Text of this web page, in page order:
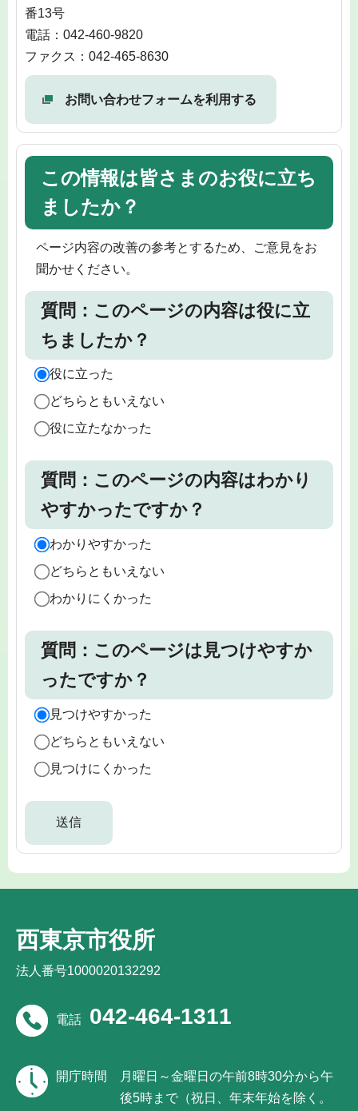
番13号
電話：042-460-9820
ファクス：042-465-8630
お問い合わせフォームを利用する
この情報は皆さまのお役に立ち
ましたか？
ページ内容の改善の参考とするため、ご意見をお
聞かせください。
質問：このページの内容は役に立
ちましたか？
役に立った
どちらともいえない
役に立たなかった
質問：このページの内容はわかり
やすかったですか？
わかりやすかった
どちらともいえない
わかりにくかった
質問：このページは見つけやすか
ったですか？
見つけやすかった
どちらともいえない
見つけにくかった
西東京市役所
法人番号1000020132292
電話 042-464-1311
開庁時間
月曜日～金曜日の午前8時30分から午
後5時まで（祝日、年末年始を除く。